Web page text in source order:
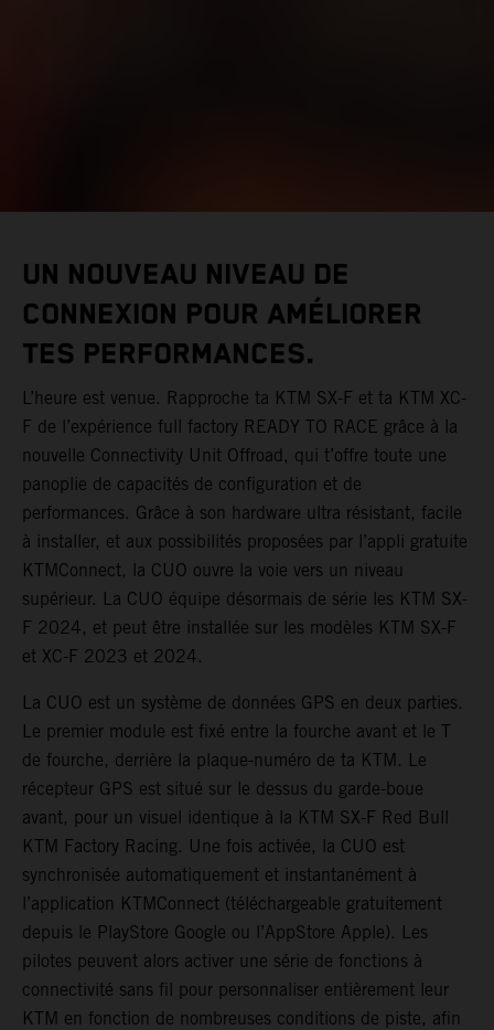
UN NOUVEAU NIVEAU DE
CONNEXION POUR AMÉLIORER
TES PERFORMANCES.
L’heure est venue. Rapproche ta KTM SX-F et ta KTM XC-
F de l’expérience full factory READY TO RACE grâce à la
nouvelle Connectivity Unit Offroad, qui t’offre toute une
panoplie de capacités de configuration et de
performances. Grâce à son hardware ultra résistant, facile
à installer, et aux possibilités proposées par l’appli gratuite
KTMConnect, la CUO ouvre la voie vers un niveau
supérieur. La CUO équipe désormais de série les KTM SX-
F 2024, et peut être installée sur les modèles KTM SX-F
et XC-F 2023 et 2024.
La CUO est un système de données GPS en deux parties.
Le premier module est fixé entre la fourche avant et le T
de fourche, derrière la plaque-numéro de ta KTM. Le
récepteur GPS est situé sur le dessus du garde-boue
avant, pour un visuel identique à la KTM SX-F Red Bull
KTM Factory Racing. Une fois activée, la CUO est
synchronisée automatiquement et instantanément à
l’application KTMConnect (téléchargeable gratuitement
depuis le PlayStore Google ou l’AppStore Apple). Les
pilotes peuvent alors activer une série de fonctions à
connectivité sans fil pour personnaliser entièrement leur
KTM en fonction de nombreuses conditions de piste, afin